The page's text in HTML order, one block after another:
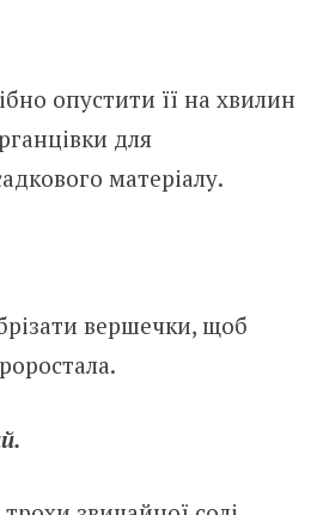
опустити її на хвилин
для
матеріалу.
вершечки, щоб